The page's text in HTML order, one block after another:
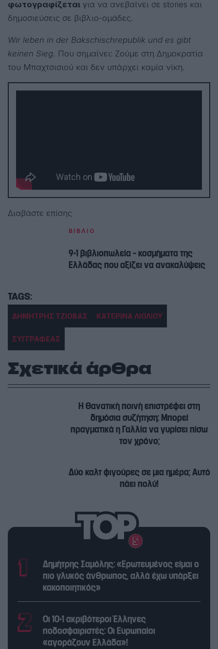
φωτογραφίζεται για να ανεβαίνει σε stories και
δημοσιεύσεις σε βιβλιο-ομάδες.
Wir leben in der Bakschischrepublik und es gibt
keinen Sieg. Που σημαίνει: Ζούμε στη Δημοκρατία
του Μπαχτσισιού και δεν υπάρχει καμία νίκη.
Διαβάστε επίσης
ΒΙΒΛΙΟ
9+1 βιβλιοπωλεία – κοσμήματα της
Ελλάδας που αξίζει να ανακαλύψεις
ΔΗΜΗΤΡΗΣ ΤΖΙΟΒΑΣ ΚΑΤΕΡΙΝΑ ΛΙΟΛΙΟΥ
ΣΥΓΓΡΑΦΕΑΣ
Σχετικά άρθρα
Η θανατική ποινή επιστρέφει στη
δημόσια συζήτηση: Μπορεί
πραγματικά η Γαλλία να γυρίσει πίσω
τον χρόνο;
Δύο καλτ φιγούρες σε μια ημέρα; Αυτό
πάει πολύ!
Δημήτρης Σαμόλης: «Ερωτευμένος είμαι ο
πιο γλυκός άνθρωπος, αλλά έχω υπάρξει
κακοποιητικός»
Οι 10+1 ακριβότεροι Έλληνες
ποδοσφαιριστές: Οι Ευρωπαίοι
«αγοράζουν Ελλάδα»!